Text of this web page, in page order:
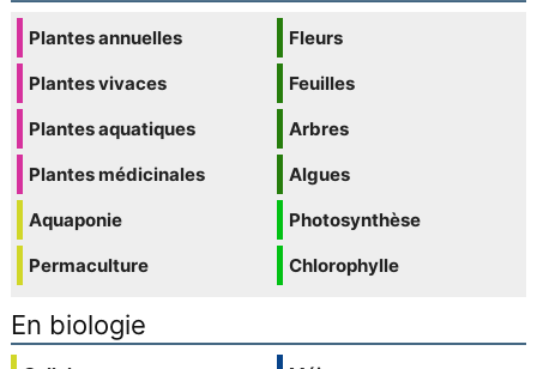
Plantes annuelles
Plantes vivaces
Plantes aquatiques
Plantes médicinales
Aquaponie
Permaculture
Fleurs
Feuilles
Arbres
Algues
Photosynthèse
Chlorophylle
En biologie